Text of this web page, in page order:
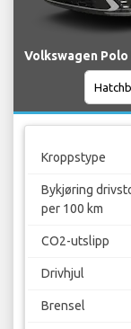
Volkswagen
Kroppstype
Bykjøring
per 100 km
CO2-utslipp
Drivhjul
Brensel